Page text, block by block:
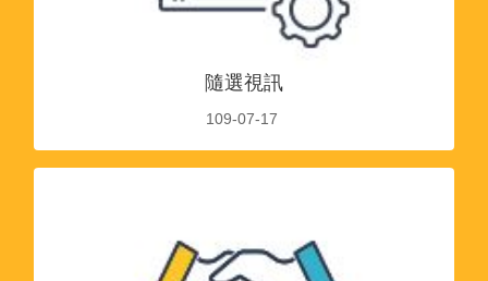
隨選視訊
109-07-17